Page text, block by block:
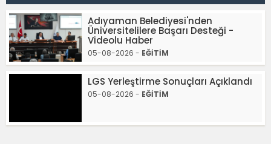
Adıyaman Belediyesi'nden
Üniversitelilere Başarı Desteği -
Videolu Haber
05-08-2026 - EĞİTİM
LGS Yerleştirme Sonuçları Açıklandı
05-08-2026 - EĞİTİM